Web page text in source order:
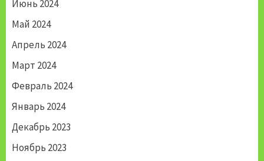
Июнь 2024
Май 2024
Апрель 2024
Март 2024
Февраль 2024
Январь 2024
Декабрь 2023
Ноябрь 2023